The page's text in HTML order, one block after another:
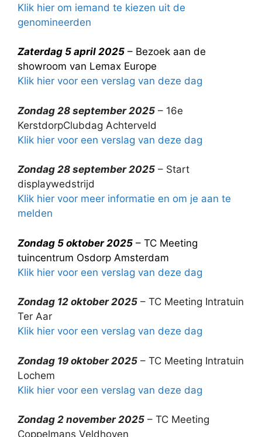
Klik hier om iemand te kiezen uit de
genomineerden
Zaterdag 5 april 2025 – Bezoek aan de
showroom van Lemax Europe
Klik hier voor een verslag van deze dag
Zondag 28 september 2025 – 16e
KerstdorpClubdag Achterveld
Klik hier voor een verslag van deze dag
Zondag 28 september 2025 – Start
displaywedstrijd
Klik hier voor meer informatie en om je aan te
melden
Zondag 5 oktober 2025 – TC Meeting
tuincentrum Osdorp Amsterdam
Klik hier voor een verslag van deze dag
Zondag 12 oktober 2025 – TC Meeting Intratuin
Ter Aar
Klik hier voor een verslag van deze dag
Zondag 19 oktober 2025 – TC Meeting Intratuin
Lochem
Klik hier voor een verslag van deze dag
Zondag 2 november 2025 – TC Meeting
Coppelmans Veldhoven